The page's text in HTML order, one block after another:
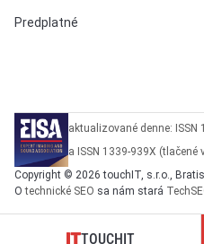
Predplatné
aktualizované denne: ISSN
a ISSN 1339-939X (tlačené
Copyright © 2026 touchIT, s.r.o.,
Otechnické SEO sa nám stará
TOUCHIT